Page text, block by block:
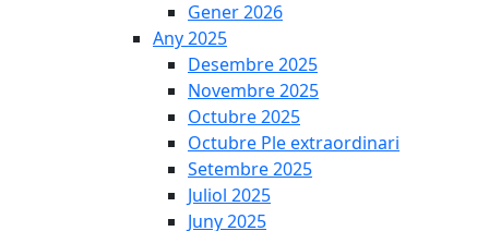
Gener 2026
Any 2025
Desembre 2025
Novembre 2025
Octubre 2025
Octubre Ple extraordinari
Setembre 2025
Juliol 2025
Juny 2025